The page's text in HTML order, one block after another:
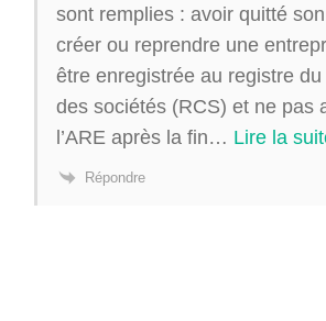
sont remplies : avoir quitté
créer ou reprendre une
être enregistrée au registre
des sociétés (RCS) et ne pas
l’ARE après la fin… Lire la
Répondre